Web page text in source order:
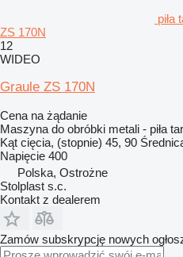
piła
ZS 170N
12
WIDEO
Graule ZS 170N
Cena na żądanie
Maszyna do obróbki metali - piła
Kąt cięcia, (stopnie) 45, 90
Napięcie 400
Polska, Ostrożne
Stolplast s.c.
Kontakt z dealerem
Zamów subskrypcję nowych